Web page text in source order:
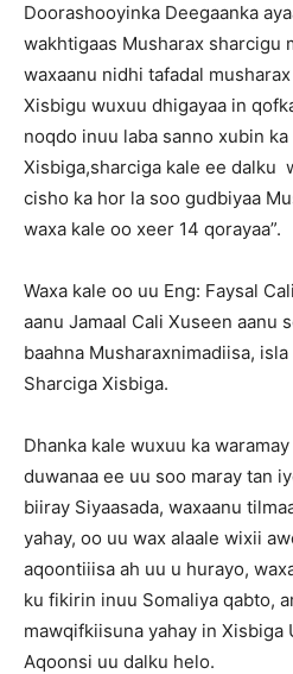
Doorashooyinka Deegaanka
wakhtigaas Musharax sharcigu
waxaanu nidhi tafadal
Xisbigu wuxuu dhigayaa in
noqdo inuu laba sanno xubin
Xisbiga,sharciga kale ee dalku
cisho ka hor la soo gudbiyaa
waxa kale oo xeer 14 qorayaa”.
Waxa kale oo uu Eng: Faysal
aanu Jamaal Cali Xuseen aanu
baahna Musharaxnimadiisa,
Sharciga Xisbiga.
Dhanka kale wuxuu ka
duwanaa ee uu soo maray tan
biiray Siyaasada, waxaanu
yahay, oo uu wax alaale wixii
aqoontiiisa ah uu u hurayo,
ku fikirin inuu Somaliya qabto,
mawqifkiisuna yahay in Xisbiga
Aqoonsi uu dalku helo.